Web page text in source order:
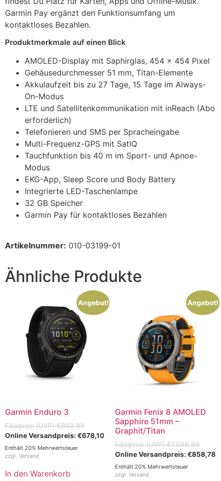
Garmin Pay ergänzt den Funktionsumfang um
kontaktloses Bezahlen.
Produktmerkmale auf einen Blick
AMOLED-Display mit Saphirglas, 454 x 454 Pixel
Gehäusedurchmesser 51 mm, Titan-Elemente
Akkulaufzeit bis zu 27 Tage, 15 Tage im Always-
On-Modus
LTE und Satellitenkommunikation mit inReach (Abo
erforderlich)
Telefonieren und SMS per Spracheingabe
Multi-Frequenz-GPS mit SatIQ
Tauchfunktion bis 40 m im Sport- und Apnoe-
Modus
EKG-App, Sleep Score und Body Battery
Integrierte LED-Taschenlampe
32 GB Speicher
Garmin Pay für kontaktloses Bezahlen
Artikelnummer: 010-03199-01
Ähnliche Produkte
Angebot!
Garmin Enduro 3
€849,99
€678,10
Enthält 20% Mehrwertsteuer
zzgl. Versand
In den Warenkorb
Angebot!
Garmin Fenix 8 AMOLED
Sapphire 51mm –
Graphit/Titan
€1.099,99
€858,78
Enthält 20% Mehrwertsteuer
zzgl. Versand